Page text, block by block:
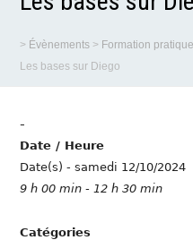
> Évènements > Formation pratique
Les bases sur Diego
-
Date / Heure
Date(s) - samedi 12/10/2024
9 h 00 min - 12 h 30 min
Catégories